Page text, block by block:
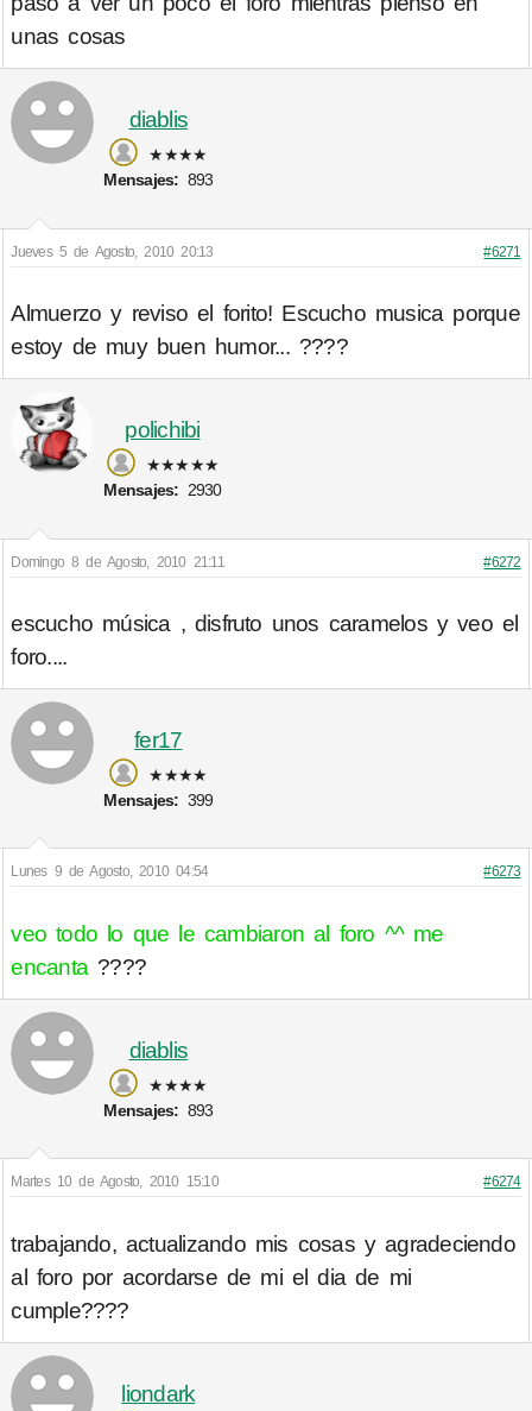
unas cosas
diablis
★★★★
Mensajes: 893
Jueves 5 de Agosto, 2010 20:13 #6271
Almuerzo y reviso el forito! Escucho musica porque
estoy de muy buen humor... ????
polichibi
★★★★★
Mensajes: 2930
Domingo 8 de Agosto, 2010 21:11 #6272
escucho música , disfruto unos caramelos y veo el
foro....
fer17
★★★★
Mensajes: 399
Lunes 9 de Agosto, 2010 04:54 #6273
veo todo lo que le cambiaron al foro ^^ me
encanta ????
diablis
★★★★
Mensajes: 893
Martes 10 de Agosto, 2010 15:10 #6274
trabajando, actualizando mis cosas y agradeciendo
al foro por acordarse de mi el dia de mi
cumple????
liondark